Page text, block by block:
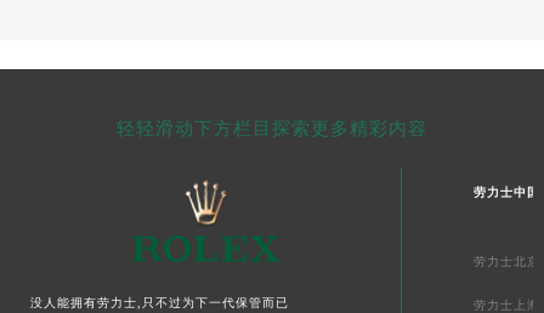
轻轻滑动下方栏目探索更多精彩内容
没人能拥有劳力士,只不过为下一代保管而已
劳力士中国
劳力士北京
劳力士上海